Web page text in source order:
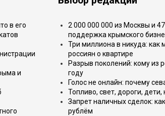
в его
и
2 000 000 000 из Москвы и
поддержка крымского
Три миллиона в никуда:
россиян о квартире
Разрыв поколений: кому из
году
Голос не онлайн: почему
Топливо, свет, дороги,
Запрет наличных сделок:
рублём